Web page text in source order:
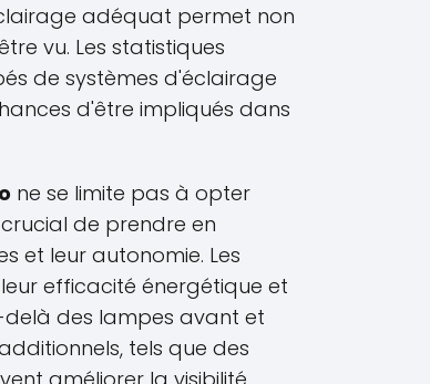
adéquat permet non
vu. Les statistiques
de systèmes d'éclairage
d'être impliqués dans
ne se limite pas à opter
de prendre en
et leur autonomie. Les
efficacité énergétique et
delà des lampes avant et
tels que des